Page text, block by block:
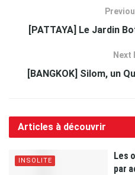
[PATTAYA] Le Jardin
Next
[BANGKOK] Silom, un
Articles à découvrir
INSOLITE
Les
par